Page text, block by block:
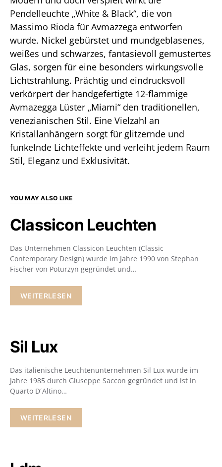
Pendelleuchte „White & Black“, die von
Massimo Rioda für Avmazzega entworfen
wurde. Nickel gebürstet und mundgeblasenes,
weißes und schwarzes, fantasievoll gemustertes
Glas, sorgen für eine besonders wirkungsvolle
Lichtstrahlung. Prächtig und eindrucksvoll
verkörpert der handgefertigte 12-flammige
Avmazegga Lüster „Miami“ den traditionellen,
venezianischen Stil. Eine Vielzahl an
Kristallanhängern sorgt für glitzernde und
funkelnde Lichteffekte und verleiht jedem Raum
Stil, Eleganz und Exklusivität.
YOU MAY ALSO LIKE
Classicon Leuchten
Das Unternehmen Classicon Leuchten (Classic
Contemporary Design) wurde im Jahre 1990 von Stephan
Fischer von Poturzyn gegründet und…
WEITERLESEN
Sil Lux
Das italienische Leuchtenunternehmen Sil Lux wurde im
Jahre 1985 durch Giuseppe Saccon gegründet und ist in
Quarto D´Altino…
WEITERLESEN